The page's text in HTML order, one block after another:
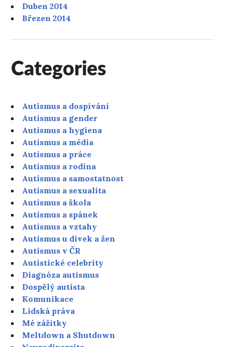
Duben 2014
Březen 2014
Categories
Autismus a dospívání
Autismus a gender
Autismus a hygiena
Autismus a média
Autismus a práce
Autismus a rodina
Autismus a samostatnost
Autismus a sexualita
Autismus a škola
Autismus a spánek
Autismus a vztahy
Autismus u dívek a žen
Autismus v ČR
Autistické celebrity
Diagnóza autismus
Dospělý autista
Komunikace
Lidská práva
Mé zážitky
Meltdown a Shutdown